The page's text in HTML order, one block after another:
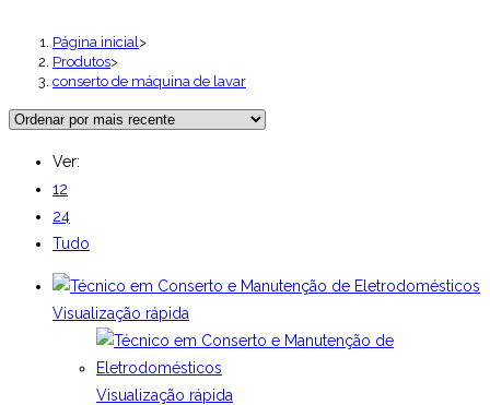
Página inicial >
Produtos>
conserto de máquina de lavar
Ver:
12
24
Tudo
Visualização rápida
Visualização rápida